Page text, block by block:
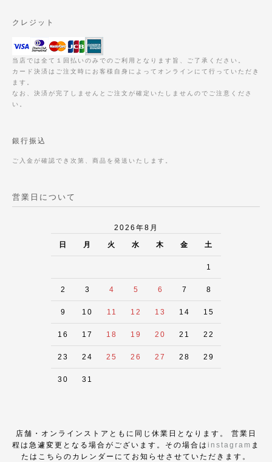
クレジット
当店では全て１回払いのみでのご利用となります旨、ご了承ください。
カード決済はご注文時にお客様自身によってオンラインにて行っていただき
ます。
なお、決済が完了しませんとご注文が確定いたしませんのでご注意くださ
い。
銀行振込
ご入金が確認でき次第、商品を発送いたします。
営業日について
2026年8月
日 月 火 水 木 金 土
1
2 3 4 5 6 7 8
9 10 11 12 13 14 15
16 17 18 19 20 21 22
23 24 25 26 27 28 29
30 31
店舗・オンラインストアともに同じ休業日となります。 営業日
程は急遽変更となる場合がございます。その場合は instagram ま
たはこちらのカレンダーにてお知らせさせていただきます。